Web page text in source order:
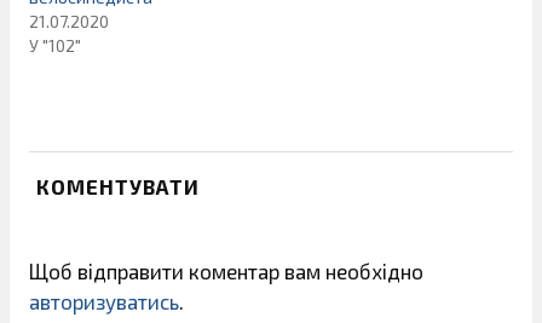
21.07.2020
У "102"
КОМЕНТУВАТИ
Щоб відправити коментар вам необхідно
авторизуватись.